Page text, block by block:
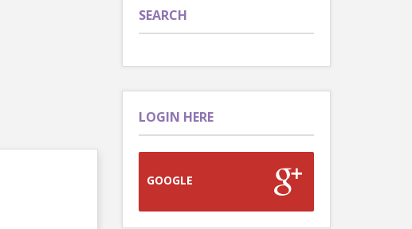
SEARCH
LOGIN HERE
GOOGLE